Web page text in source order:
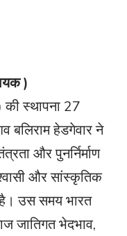
)
स्थापना 27
बलिराम हेडगेवार ने
और पुनर्निर्माण
और सांस्कृतिक
उस समय भारत
जातिगत भेदभाव,